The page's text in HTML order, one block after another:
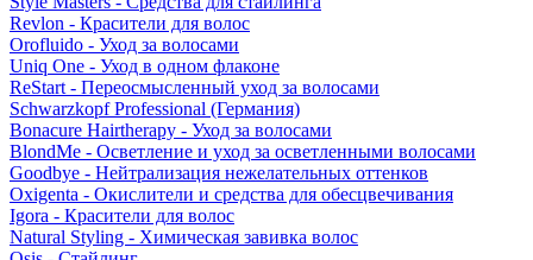
Revlon - Красители для волос
Orofluido - Уход за волосами
Uniq One - Уход в одном флаконе
ReStart - Переосмысленный уход за волосами
Schwarzkopf Professional (Германия)
Bonacure Hairtherapy - Уход за волосами
BlondMe - Осветление и уход за осветленными волосами
Goodbye - Нейтрализация нежелательных оттенков
Oxigenta - Окислители и средства для обесцвечивания
Igora - Красители для волос
Natural Styling - Химическая завивка волос